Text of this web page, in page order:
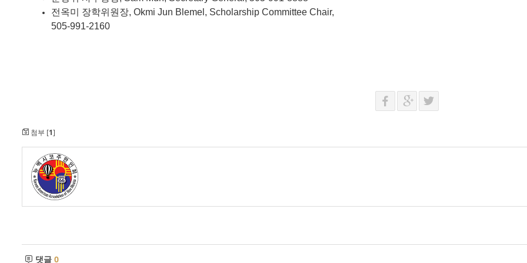
전옥미
장학위원장, Okmi Jun Blemel, Scholarship Committee Chair,
505-991-2160
첨부 [1]
댓글 0